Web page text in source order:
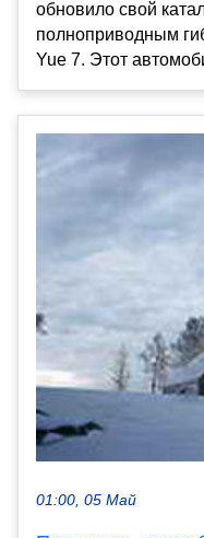
обновило свой
полноприводным
Yue 7. Этот
01:00, 05 Май